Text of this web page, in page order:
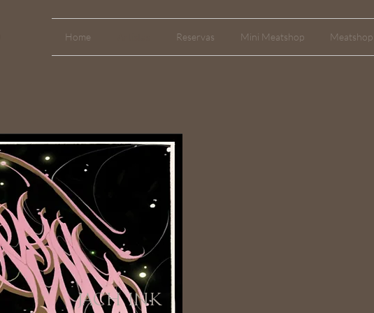
Home Reservas Mini Meatshop
JACH INK